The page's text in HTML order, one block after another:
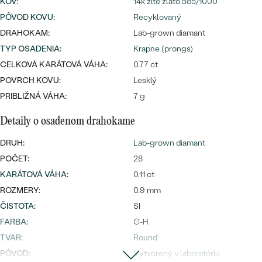
Wave kolekcia
PODĽA TVARU DRAHOKAMU
NA MIERU
DIAMANTY
náušnice
Personalizované
prívesky
OBJAVIŤ
Najpredávanejšie
prstene
PÔVOD KOVU:
Recyklovaný
DRAHOKAM:
Lab-grown diamant
TYP OSADENIA:
Krapne (prongs)
CELKOVÁ KARÁTOVÁ VÁHA:
0.77 ct
POVRCH KOVU:
Lesklý
PRIBLIŽNÁ VÁHA:
7 g
Detaily o osadenom drahokame
DRUH:
Lab-grown diamant
POČET:
28
KARÁTOVÁ VÁHA:
0.11 ct
ROZMERY:
0.9 mm
ČISTOTA:
SI
FARBA:
G-H
TVAR:
Round
PÔVOD:
Vytvorený v laboratóriu